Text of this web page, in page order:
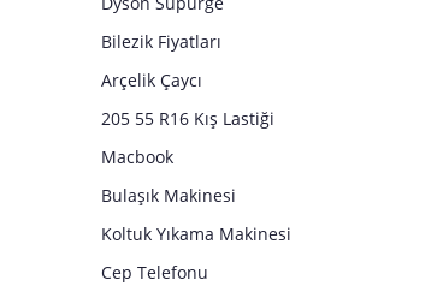
Bilezik Fiyatları
Arçelik Çaycı
205 55 R16 Kış Lastiği
Macbook
Bulaşık Makinesi
Koltuk Yıkama Makinesi
Cep Telefonu